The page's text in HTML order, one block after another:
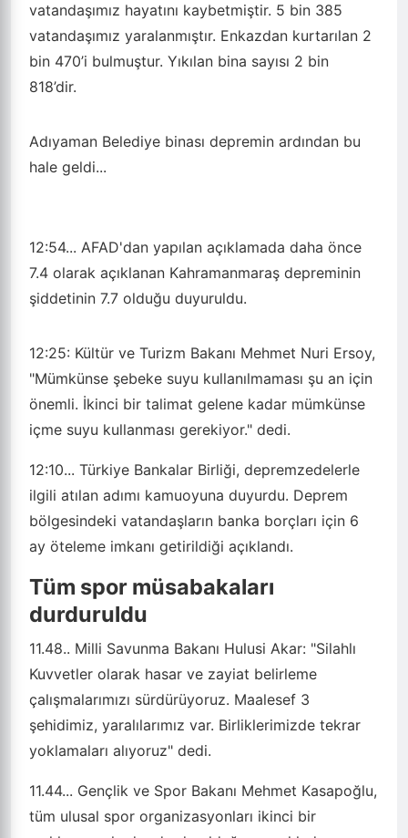
vatandaşımız hayatını kaybetmiştir. 5 bin 385
vatandaşımız yaralanmıştır. Enkazdan kurtarılan 2
bin 470’i bulmuştur. Yıkılan bina sayısı 2 bin
818’dir.
Adıyaman Belediye binası depremin ardından bu
hale geldi...
12:54... AFAD'dan yapılan açıklamada daha önce
7.4 olarak açıklanan Kahramanmaraş depreminin
şiddetinin 7.7 olduğu duyuruldu.
12:25: Kültür ve Turizm Bakanı Mehmet Nuri Ersoy,
"Mümkünse şebeke suyu kullanılmaması şu an için
önemli. İkinci bir talimat gelene kadar mümkünse
içme suyu kullanması gerekiyor." dedi.
12:10... Türkiye Bankalar Birliği, depremzedelerle
ilgili atılan adımı kamuoyuna duyurdu. Deprem
bölgesindeki vatandaşların banka borçları için 6
ay öteleme imkanı getirildiği açıklandı.
Tüm spor müsabakaları
durduruldu
11.48.. Milli Savunma Bakanı Hulusi Akar: "Silahlı
Kuvvetler olarak hasar ve zayiat belirleme
çalışmalarımızı sürdürüyoruz. Maalesef 3
şehidimiz, yaralılarımız var. Birliklerimizde tekrar
yoklamaları alıyoruz" dedi.
11.44... Gençlik ve Spor Bakanı Mehmet Kasapoğlu,
tüm ulusal spor organizasyonları ikinci bir